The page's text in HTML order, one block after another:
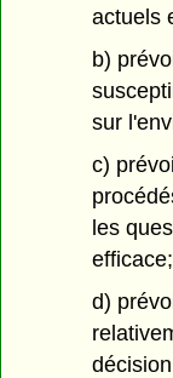
actuels
b)
sur
c)
les
efficace;
d)